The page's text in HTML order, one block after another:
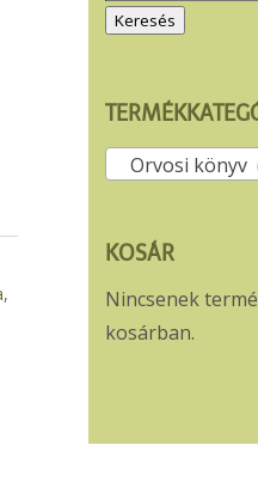
a Keresés
Orvosi könyv
KOSÁR
Nincsenek
kosárban.